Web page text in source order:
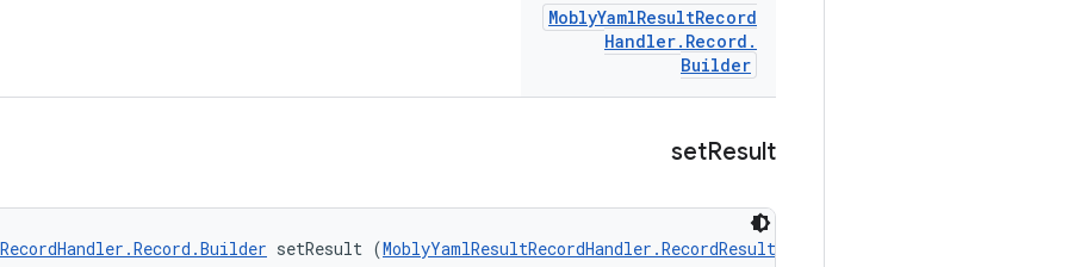
MoblyYamlResultRecord
Handler. Record .
Builder
setResult
setResult (MoblyYamlResultRecordHandler.RecordResult